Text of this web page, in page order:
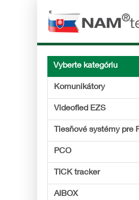
Vyberte kategóriu
Komunikátory
Videofied EZS
Tiesňové systémy pre
PCO
TICK tracker
AIBOX